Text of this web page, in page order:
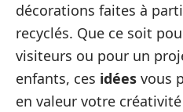
décorations faites à
recyclés. Que ce soit
visiteurs ou pour un
enfants, ces idées vous
en valeur votre